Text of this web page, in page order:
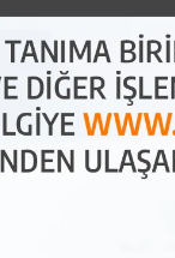
plaka
dışı
Hakkında